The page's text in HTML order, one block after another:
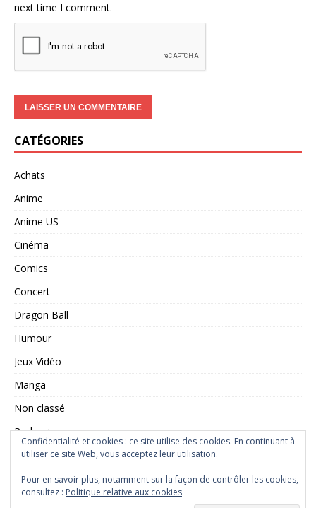
next time I comment.
CATÉGORIES
Achats
Anime
Anime US
Cinéma
Comics
Concert
Dragon Ball
Humour
Jeux Vidéo
Manga
Non classé
Podcast
Saint Seiya
Série TV
Confidentialité et cookies : ce site utilise des cookies. En continuant à
utiliser ce site Web, vous acceptez leur utilisation.
Pour en savoir plus, notamment sur la façon de contrôler les cookies,
consultez : Politique relative aux cookies